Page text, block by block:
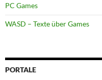
PC Games
WASD – Texte über Games
PORTALE